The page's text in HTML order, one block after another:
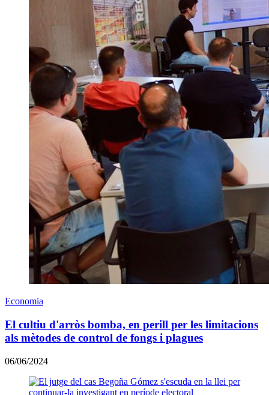
Economia
El cultiu d'arròs bomba, en perill per les limitacions
als mètodes de control de fongs i plagues
06/06/2024